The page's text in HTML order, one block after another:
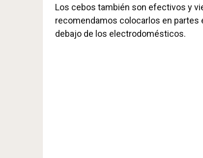
Los cebos también son efectivos y
recomendamos colocarlos en
debajo de los electrodomésticos.